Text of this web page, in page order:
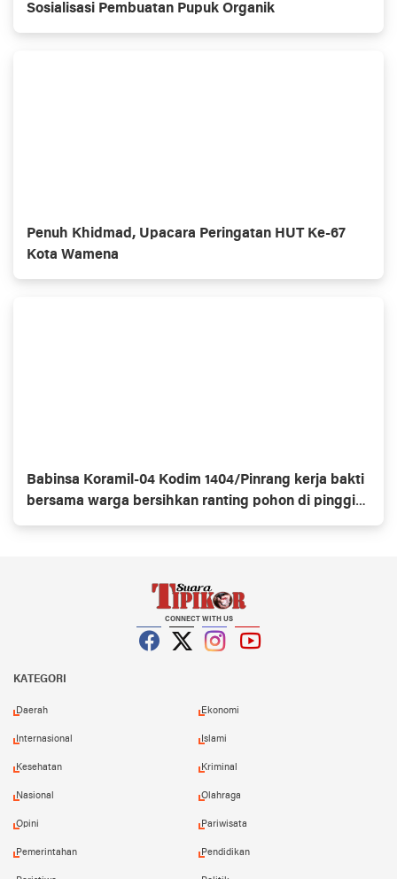
Sosialisasi Pembuatan Pupuk Organik
Penuh Khidmad, Upacara Peringatan HUT Ke-67
Kota Wamena
Babinsa Koramil-04 Kodim 1404/Pinrang kerja bakti
bersama warga bersihkan ranting pohon di pinggir
jalan
CONNECT WITH US
KATEGORI
Daerah Ekonomi
Internasional Islami
Kesehatan Kriminal
Nasional Olahraga
Opini Pariwisata
Pemerintahan Pendidikan